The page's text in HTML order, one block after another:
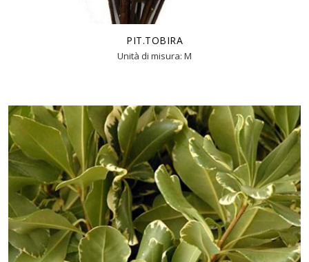
PIT.TOBIRA
Unità di misura: M